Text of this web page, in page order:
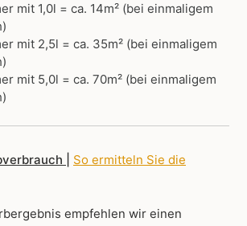
mit 1,0l = ca. 14m² (bei einmaligem
mit 2,5l = ca. 35m² (bei einmaligem
mit 5,0l = ca. 70m² (bei einmaligem
|
So ermitteln Sie die
empfehlen wir einen